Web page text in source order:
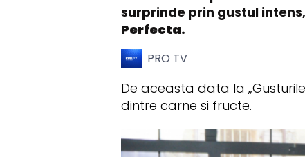
surprinde prin gustul
Perfecta.
PRO TV
De aceasta data la
dintre carne si fructe.